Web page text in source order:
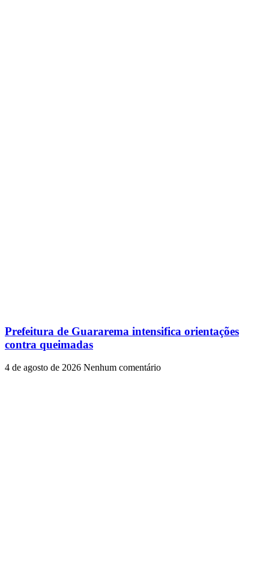
Prefeitura de Guararema intensifica orientações
contra queimadas
4 de agosto de 2026 Nenhum comentário